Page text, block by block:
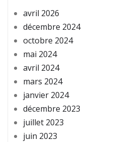
avril 2026
décembre 2024
octobre 2024
mai 2024
avril 2024
mars 2024
janvier 2024
décembre 2023
juillet 2023
juin 2023